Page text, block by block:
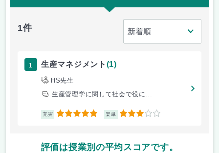
1件
1 生産マネジメント (1)
HS先生
生産管理学に関して社会で役に...
充実 5 楽単 3
評価は授業別の平均スコアです。